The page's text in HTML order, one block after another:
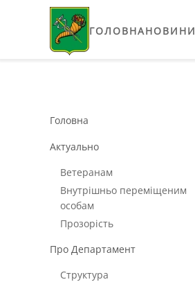
Skip to main content
ГОЛОВНАНОВИНИ
Головна
Актуально
Ветеранам
Внутрішньо переміщеним
особам
Прозорість
Про Департамент
Структура